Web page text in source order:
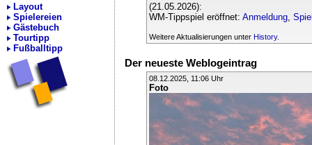
Layout
Spielereien
Gästebuch
Tourtipp
Fußballtipp
(21.05.2026):
WM-Tippspiel eröffnet:Anmeldung ,
Weitere Aktualisierungen unter History.
Der neueste Weblogeintrag
08.12.2025, 11:06 Uhr
Foto